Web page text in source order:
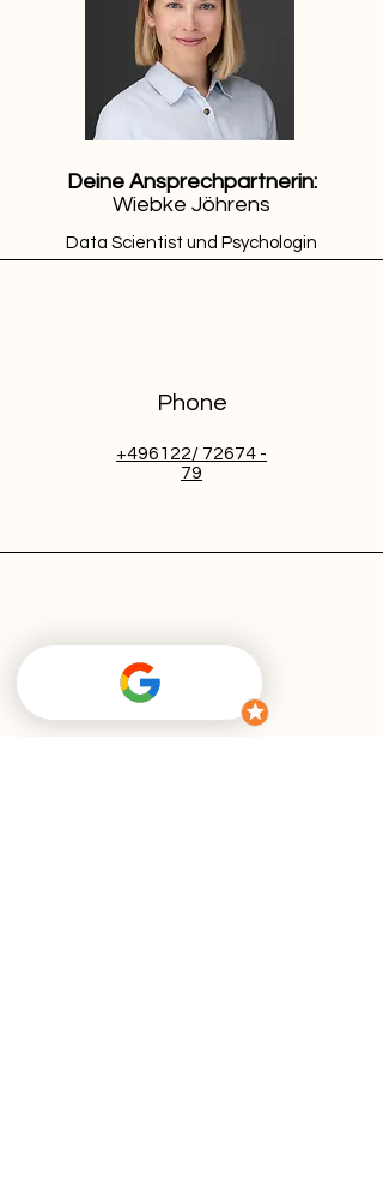
das Dokument ist ihr geistiges
Deine Ansprechpartnerin:
Wiebke Jöhrens
Data Scientist und Psychologin
Phone
+496122/ 72674 -
79